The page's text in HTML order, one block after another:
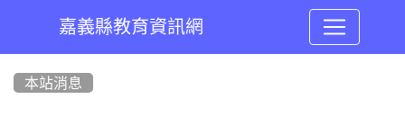
嘉義縣教育資訊網
本站消息